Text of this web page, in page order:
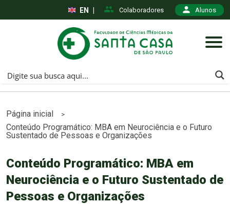
Colaboradores Alunos
EN
Página inicial >
Conteúdo Programático: MBA em Neurociência e o Futuro
Sustentado de Pessoas e Organizações
Conteúdo Programático: MBA em
Neurociência e o Futuro Sustentado de
Pessoas e Organizações